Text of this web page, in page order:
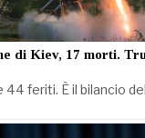
di Kiev, 17 morti.
feriti. È il bilancio